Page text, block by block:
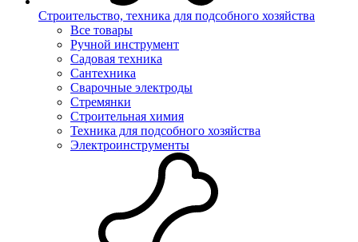
Строительство, техника для подсобного хозяйства
Все товары
Ручной инструмент
Садовая техника
Сантехника
Сварочные электроды
Стремянки
Строительная химия
Техника для подсобного хозяйства
Электроинструменты